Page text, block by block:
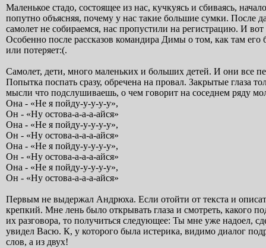
Маленькое стадо, состоящее из нас, кучкуясь и сбиваясь,
попутно объясняя, почему у нас такие большие сумки. После
самолет не собираемся, нас пропустили на регистрацию. И
Особенно после рассказов командира Димы о том, как там его
или потеряет:(.
Самолет, дети, много маленьких и больших детей. И они все
Попытка поспать сразу, обречена на провал. Закрытые глаза
мысли что подслушиваешь, о чем говорит на соседнем ряду
Она - «Не я пойду-у-у-у-у»,
Он - «Ну остова-а-а-а-айся»
Она - «Не я пойду-у-у-у-у»,
Он - «Ну остова-а-а-а-айся»
Она - «Не я пойду-у-у-у-у»,
Он - «Ну остова-а-а-а-айся»
Она - «Не я пойду-у-у-у-у»,
Он - «Ну остова-а-а-а-айся»
Первым не выдержал Андрюха. Если отойти от текста и
крепкий. Мне лень было открывать глаза и смотреть, какого
их разговора, то получиться следующее: Ты мне уже надоел,
увидел Васю. К, у которого была истерика, видимо диалог
слов, а из двух!